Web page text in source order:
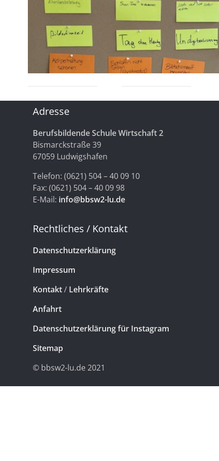
Adresse
Berufsbildende Schule Wirtschaft 2
Bismarckstraße 39
67059 Ludwigshafen
Telefon: (0621) 504 – 40 09 10
Fax: (0621) 504 – 40 09 98
E-Mail: info@bbsw2-lu.de
Rechtliches / Kontakt
Datenschutzerklärung
Impressum
Kontakt/ Lehrkräfte
Anfahrt
Datenschutzerklärung für Instagram
Sitemap
© bbsw2-lu.de 2021